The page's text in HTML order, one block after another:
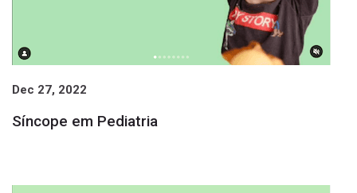
Dec 27, 2022
Síncope em Pediatria